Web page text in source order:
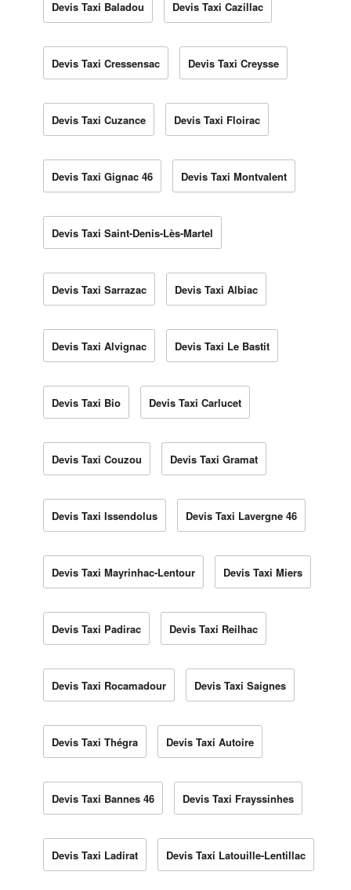
Devis Taxi Baladou Devis Taxi Cazillac
Devis Taxi Cressensac Devis Taxi Creysse
Devis Taxi Cuzance Devis Taxi Floirac
Devis Taxi Gignac 46 Devis Taxi Montvalent
Devis Taxi Saint-Denis-Lès-Martel
Devis Taxi Sarrazac Devis Taxi Albiac
Devis Taxi Alvignac Devis Taxi Le Bastit
Devis Taxi Bio Devis Taxi Carlucet
Devis Taxi Couzou Devis Taxi Gramat
Devis Taxi Issendolus Devis Taxi Lavergne 46
Devis Taxi Mayrinhac-Lentour Devis Taxi Miers
Devis Taxi Padirac Devis Taxi Reilhac
Devis Taxi Rocamadour Devis Taxi Saignes
Devis Taxi Thégra Devis Taxi Autoire
Devis Taxi Bannes 46 Devis Taxi Frayssinhes
Devis Taxi Ladirat Devis Taxi Latouille-Lentillac